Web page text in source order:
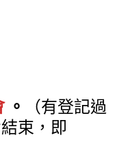
。
（有登記過
束，即